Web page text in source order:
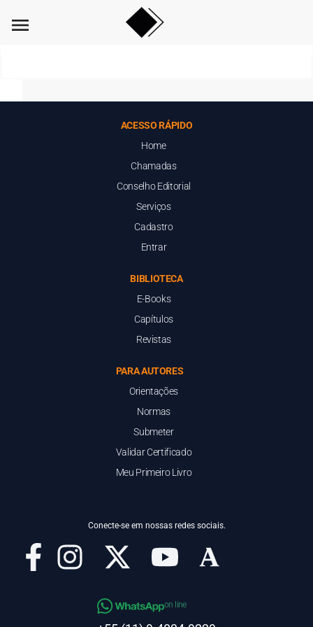
menu
ACESSO RÁPIDO
Home
Chamadas
Conselho Editorial
Serviços
Cadastro
Entrar
BIBLIOTECA
E-Books
Capítulos
Revistas
PARA AUTORES
Orientações
Normas
Submeter
Validar Certificado
Meu Primeiro Livro
Conecte-se em nossas redes sociais.
on line